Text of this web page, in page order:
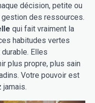
décision, petite ou
gestion des ressources.
qui fait vraiment la
habitudes vertes
Elles
plus propre, plus sain
Votre pouvoir est